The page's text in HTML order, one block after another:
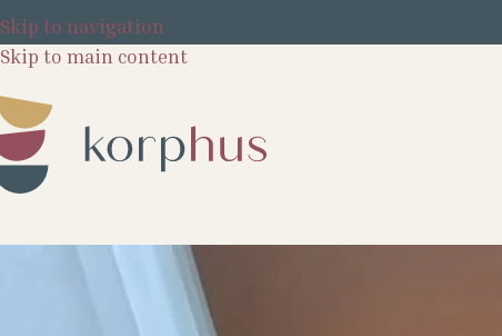
Skip to navigation
Skip to main content